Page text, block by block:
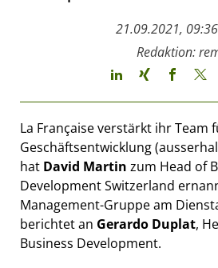
21.09.2021,
Redaktion:
La Française verstärkt ihr
Geschäftsentwicklung
hat David Martin zum Head of
Development Switzerland
Management-Gruppe am
berichtet an Gerardo Duplat,
Business Development.